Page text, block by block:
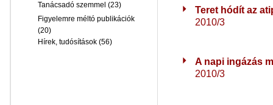
Teret hódít az
2010/3
A napi ingázás
2010/3
Tanácsadó szemmel (23)
Figyelemre méltó publikációk
(20)
Hírek, tudósítások (56)